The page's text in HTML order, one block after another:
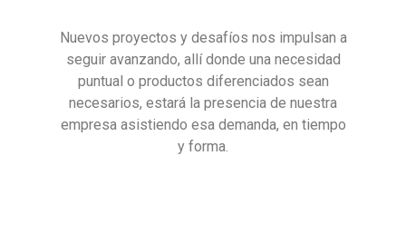
Nuevos proyectos y desafíos nos impulsan a
seguir avanzando, allí donde una necesidad
puntual o productos diferenciados sean
necesarios, estará la presencia de nuestra
empresa asistiendo esa demanda, en tiempo
y forma.